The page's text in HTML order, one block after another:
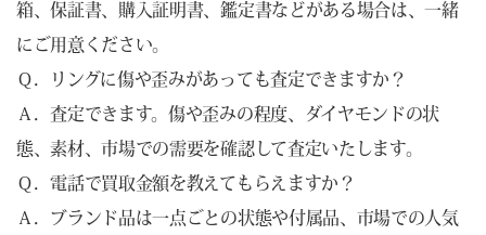
箱、保証書、購入証明書、鑑定書などがある場合は、一緒
にご用意ください。
Ｑ．リングに傷や歪みがあっても査定できますか？
Ａ．査定できます。傷や歪みの程度、ダイヤモンドの状
態、素材、市場での需要を確認して査定いたします。
Ｑ．電話で買取金額を教えてもらえますか？
Ａ．ブランド品は一点ごとの状態や付属品、市場での人気